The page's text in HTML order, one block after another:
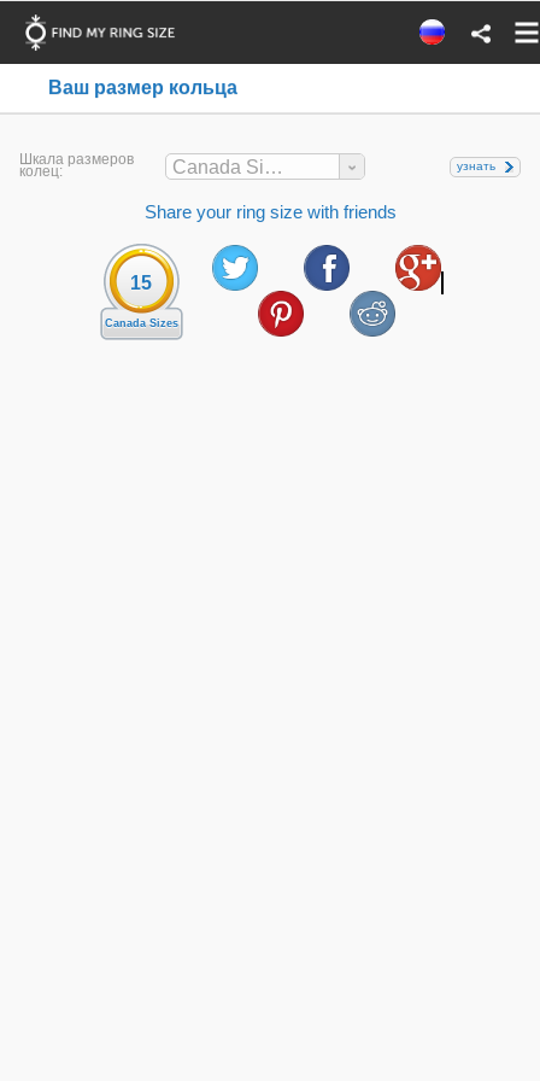
Ваш размер кольца
Шкала размеров
колец: Canada Sizes узнать
Share your ring size with friends
15
Canada Sizes